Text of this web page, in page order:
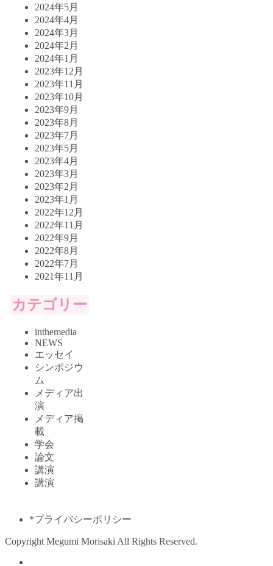
2024年5月
2024年4月
2024年3月
2024年2月
2024年1月
2023年12月
2023年11月
2023年10月
2023年9月
2023年8月
2023年7月
2023年5月
2023年4月
2023年3月
2023年2月
2023年1月
2022年12月
2022年11月
2022年9月
2022年8月
2022年7月
2021年11月
カテゴリー
inthemedia
NEWS
エッセイ
シンポジウ
ム
メディア出
演
メディア掲
載
学会
論文
講演
講演
*プライバシーポリシー
Copyright Megumi Morisaki All Rights Reserved.